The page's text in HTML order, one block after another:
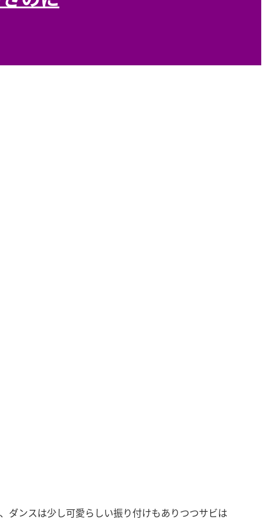
ダンスは少し可愛らしい振り付けもありつつサビは